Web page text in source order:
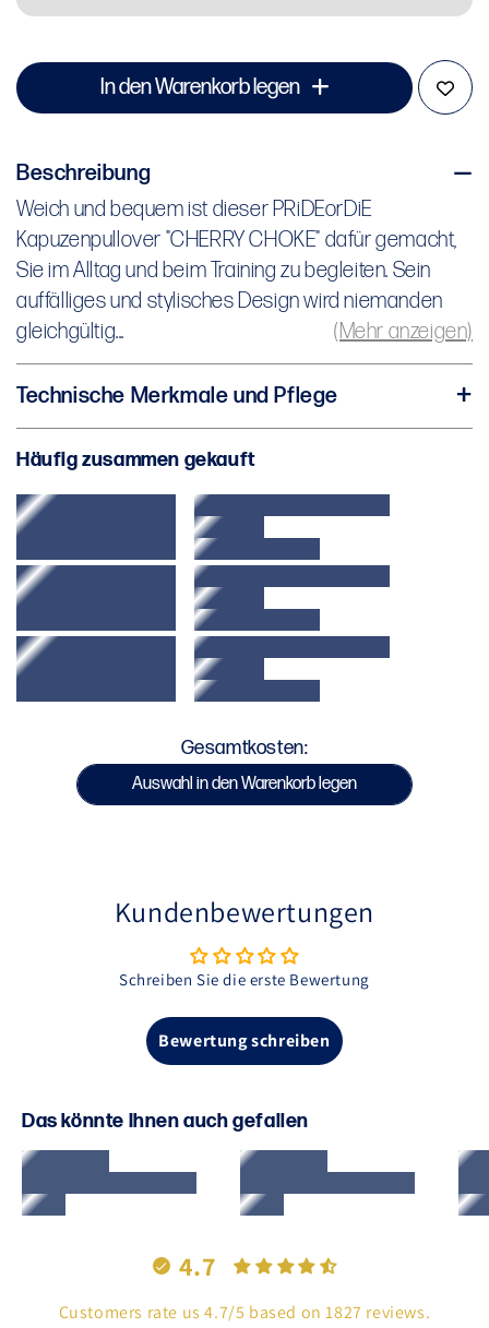
In den Warenkorb legen
Beschreibung
Weich und bequem ist dieser PRiDEorDiE
Kapuzenpullover "CHERRY CHOKE" dafür gemacht,
Sie im Alltag und beim Training zu begleiten. Sein
auffälliges und stylisches Design wird niemanden
gleichgültig lassen!
Weich und bequem ist dieser PRiDEorDiE
Kapuzenpullover "CHERRY CHOKE" dafür gemacht,
Sie im Alltag und beim Training zu begleiten. Sein
auffälliges und stylisches Design wird niemanden
gleichgültig...
(Mehr anzeigen)
Technische Merkmale und Pflege
Zusammensetzung : 70 % Baumwolle / 30 %
Polyester für ein gutes Gleichgewicht zwischen
Komfort und Widerstandsfähigkeit
Funktionalität : Ausgestattet mit
Reißverschlusstaschen zur Sicherung Ihrer
Gegenstände
Pflege : Maschinenwaschbar (30 °C)
Häufig zusammen gekauft
Gesamtkosten:
Auswahl in den Warenkorb legen
Kundenbewertungen
Schreiben Sie die erste Bewertung
Bewertung schreiben
Das könnte Ihnen auch gefallen
4.7
Customers rate us 4.7/5 based on 1827 reviews.